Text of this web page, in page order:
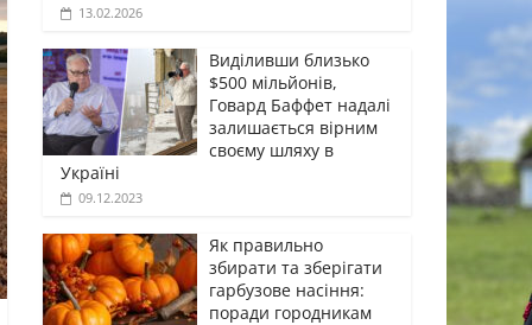
13.02.2026
Виділивши близько
$500 мільйонів,
Говард Баффет надалі
залишається вірним
своєму шляху в
Україні
09.12.2023
Як правильно
збирати та зберігати
гарбузове насіння:
поради городникам